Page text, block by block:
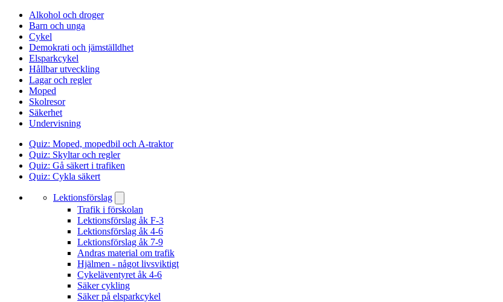
Alkohol och droger
Barn och unga
Cykel
Demokrati och jämställdhet
Elsparkcykel
Hållbar utveckling
Lagar och regler
Moped
Skolresor
Säkerhet
Undervisning
Quiz: Moped, mopedbil och A-traktor
Quiz: Skyltar och regler
Quiz: Gå säkert i trafiken
Quiz: Cykla säkert
Lektionsförslag
Trafik i förskolan
Lektionsförslag åk F-3
Lektionsförslag åk 4-6
Lektionsförslag åk 7-9
Andras material om trafik
Hjälmen - något livsviktigt
Cykeläventyret åk 4-6
Säker cykling
Säker på elsparkcykel